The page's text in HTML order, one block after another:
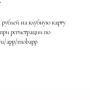
на клубную карту
регистрации по
app/mobapp